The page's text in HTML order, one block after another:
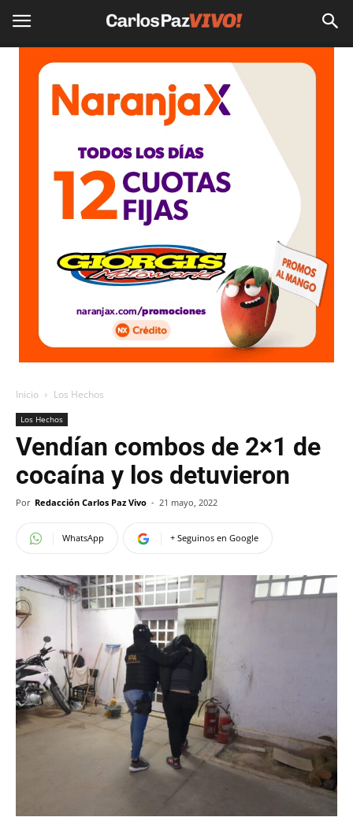
Inicio Los Hechos
Los Hechos
Vendían combos de 2×1 de
cocaína y los detuvieron
Por Redacción Carlos Paz Vivo - 21 mayo, 2022
WhatsApp + Seguinos en Google